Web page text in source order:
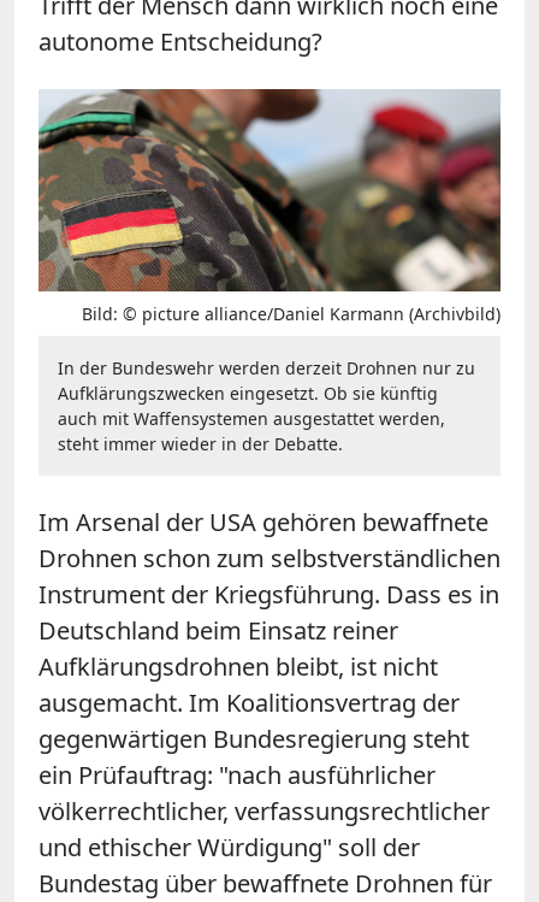
autonome Entscheidung?
Bild: © picture alliance/Daniel Karmann (Archivbild)
In der Bundeswehr werden derzeit Drohnen nur zu
Aufklärungszwecken eingesetzt. Ob sie künftig
auch mit Waffensystemen ausgestattet werden,
steht immer wieder in der Debatte.
Im Arsenal der USA gehören bewaffnete
Drohnen schon zum selbstverständlichen
Instrument der Kriegsführung. Dass es in
Deutschland beim Einsatz reiner
Aufklärungsdrohnen bleibt, ist nicht
ausgemacht. Im Koalitionsvertrag der
gegenwärtigen Bundesregierung steht
ein Prüfauftrag: "nach ausführlicher
völkerrechtlicher, verfassungsrechtlicher
und ethischer Würdigung" soll der
Bundestag über bewaffnete Drohnen für